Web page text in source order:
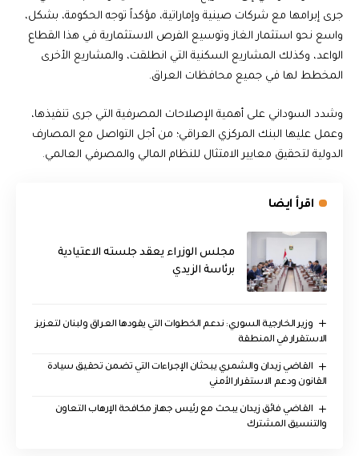
جرى إبرامها مع شركات صينية وإماراتية، مؤكداً توجه الحكومة، بشكل،
واسع نحو استثمار الغاز وتوسيع الفرص الاستثمارية في هذا القطاع
الواعد، وكذلك المشاريع السكنية التي انطلقت، والمشاريع الأخرى
المخطط لها في جميع محافظات العراق.
وشدد السوداني على أهمية الإصلاحات المصرفية التي جرى تنفيذها،
وعمل عليها البنك المركزي العراقي؛ من أجل التواصل مع المصارف
الدولية لتحقيق معايير الامتثال للنظام المالي والمصرفي العالمي.
اقرأ ايضا
مجلس الوزراء يعقد جلسته الاعتيادية
برئاسة الزيدي
وزير الخارجية السوري: ندعم الخطوات التي يقودها العراق ولبنان لتعزيز
الاستقرار في المنطقة
القاضي زيدان والشمري يبحثان الإجراءات التي تضمن تحقيق سيادة
القانون ودعم الاستقرار الأمني
القاضي فائق زيدان يبحث مع رئيس جهاز مكافحة الإرهاب التعاون
والتنسيق المشترك